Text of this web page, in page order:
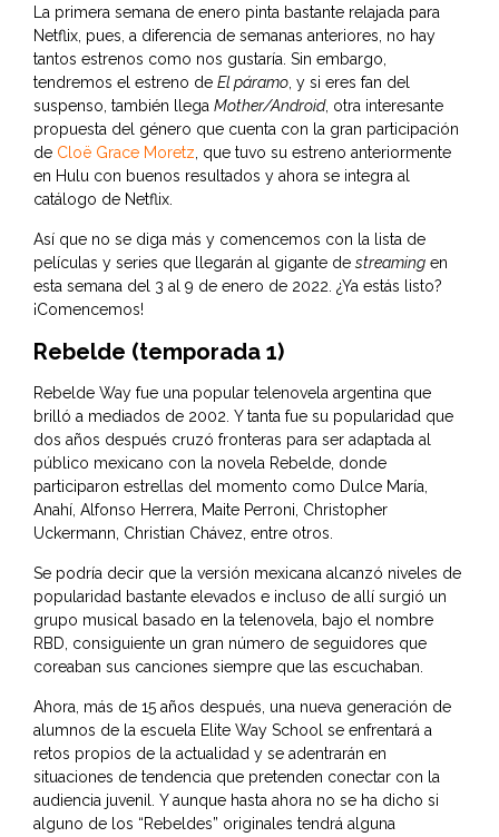
La primera semana de enero pinta bastante relajada para
Netflix, pues, a diferencia de semanas anteriores, no hay
tantos estrenos como nos gustaría. Sin embargo,
tendremos el estreno de El páramo , y si eres fan del
suspenso, también llega Mother/Android, otra interesante
propuesta del género que cuenta con la gran participación
de Cloë Grace Moretz , que tuvo su estreno anteriormente
en Hulu con buenos resultados y ahora se integra al
catálogo de Netflix.
Así que no se diga más y comencemos con la lista de
películas y series que llegarán al gigante de streaming en
esta semana del 3 al 9 de enero de 2022. ¿Ya estás listo?
¡Comencemos!
Rebelde (temporada 1)
Rebelde Way fue una popular telenovela argentina que
brilló a mediados de 2002. Y tanta fue su popularidad que
dos años después cruzó fronteras para ser adaptada al
público mexicano con la novela Rebelde, donde
participaron estrellas del momento como Dulce María,
Anahí, Alfonso Herrera, Maite Perroni, Christopher
Uckermann, Christian Chávez, entre otros.
Se podría decir que la versión mexicana alcanzó niveles de
popularidad bastante elevados e incluso de allí surgió un
grupo musical basado en la telenovela, bajo el nombre
RBD, consiguiente un gran número de seguidores que
coreaban sus canciones siempre que las escuchaban.
Ahora, más de 15 años después, una nueva generación de
alumnos de la escuela Elite Way School se enfrentará a
retos propios de la actualidad y se adentrarán en
situaciones de tendencia que pretenden conectar con la
audiencia juvenil. Y aunque hasta ahora no se ha dicho si
alguno de los “Rebeldes” originales tendrá alguna